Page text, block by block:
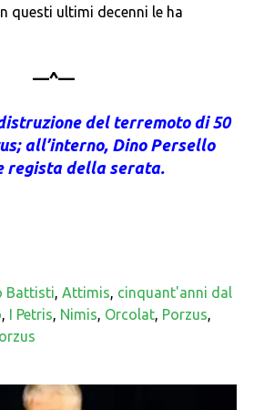
questi ultimi decenni le ha
—^—
del terremoto di 50
all’interno, Dino Persello
regista della serata.
Battisti, Attimis, cinquant'anni dal
, I Petris, Nimis, Orcolat, Porzus,